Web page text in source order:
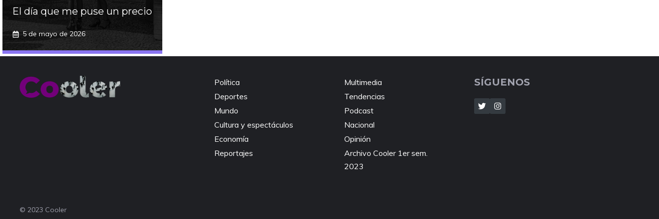
El día que me puse un precio
5 de mayo de 2026
Política
Deportes
Mundo
Cultura y espectáculos
Economía
Reportajes
Multimedia
Tendencias
Podcast
Nacional
Opinión
Archivo Cooler 1er sem.
2023
SÍGUENOS
© 2023 Cooler